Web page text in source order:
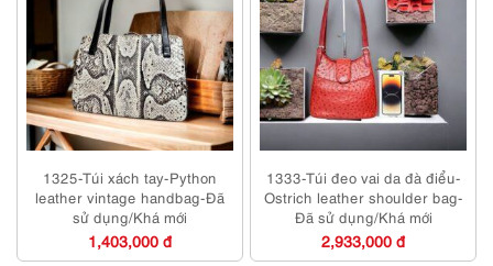
1325-Túi xách tay-Python
leather vintage handbag-Đã
sử dụng/Khá mới
1,403,000 đ
1333-Túi đeo vai da đà điểu-
Ostrich leather shoulder bag-
Đã sử dụng/Khá mới
2,933,000 đ